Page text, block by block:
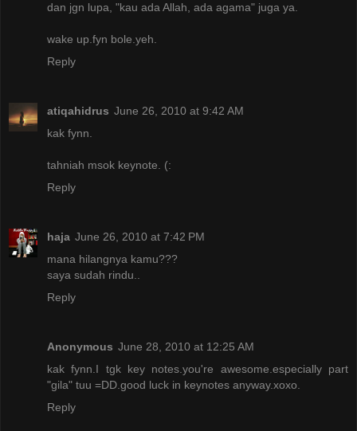
dan jgn lupa, "kau ada Allah, ada agama" juga ya.
wake up.fyn bole.yeh.
Reply
atiqahidrus June 26, 2010 at 9:42 AM
kak fynn.
tahniah msok keynote. (:
Reply
haja June 26, 2010 at 7:42 PM
mana hilangnya kamu???
saya sudah rindu..
Reply
Anonymous June 28, 2010 at 12:25 AM
kak fynn.I tgk key notes.you're awesome.especially part
"gila" tuu =DD.good luck in keynotes anyway.xoxo.
Reply